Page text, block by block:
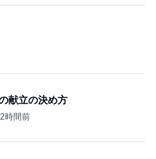
ちゃんの言葉
前